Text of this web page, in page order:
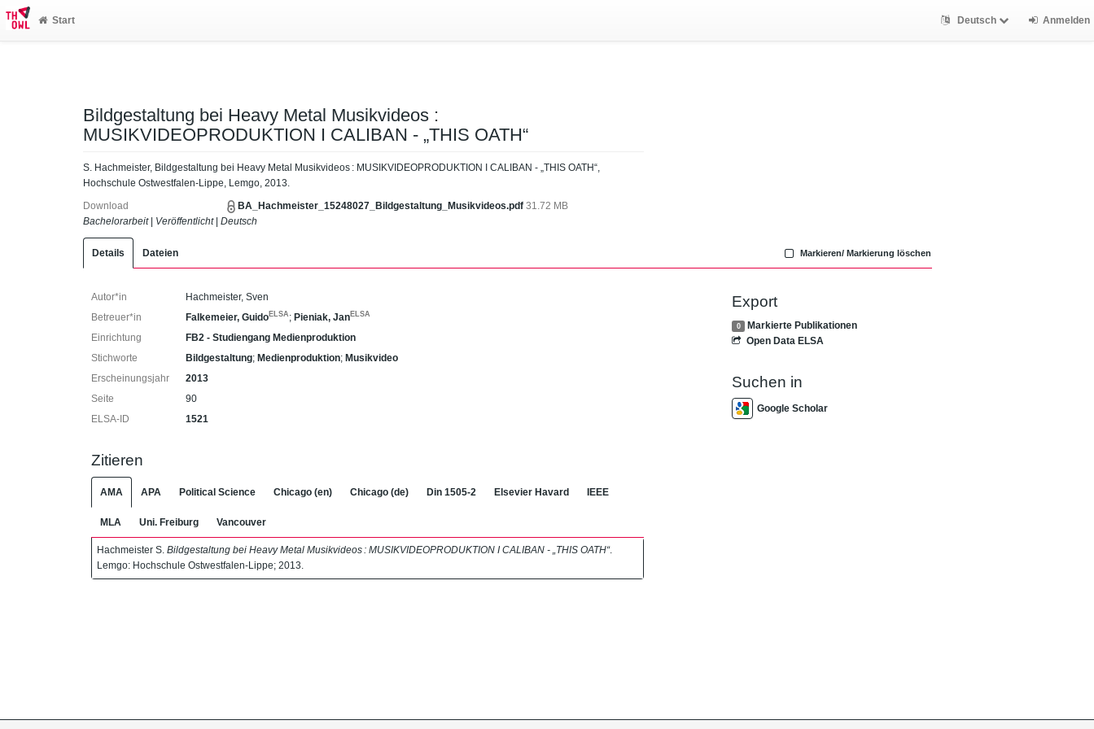
Start Deutsch Anmelden
Bildgestaltung bei Heavy Metal Musikvideos :
MUSIKVIDEOPRODUKTION I CALIBAN - „THIS OATH“
S. Hachmeister, Bildgestaltung bei Heavy Metal Musikvideos : MUSIKVIDEOPRODUKTION I CALIBAN - „THIS OATH“,
Hochschule Ostwestfalen-Lippe, Lemgo, 2013.
Download BA_Hachmeister_15248027_Bildgestaltung_Musikvideos.pdf 31.72 MB
Bachelorarbeit| Veröffentlicht| Deutsch
Details Dateien Markieren/ Markierung löschen
Autor*in
Hachmeister, Sven
Betreuer*in
Falkemeier, GuidoELSA ; Pieniak, JanELSA
Einrichtung
FB2 - Studiengang Medienproduktion
Stichworte
Bildgestaltung; Medienproduktion; Musikvideo
Erscheinungsjahr
2013
Seite
90
ELSA-ID
1521
Zitieren
AMA APA Political Science Chicago (en) Chicago (de) Din 1505-2 Elsevier Havard IEEE
MLA Uni. Freiburg Vancouver
Hachmeister S. Bildgestaltung bei Heavy Metal Musikvideos : MUSIKVIDEOPRODUKTION I CALIBAN - „THIS OATH“.
Lemgo: Hochschule Ostwestfalen-Lippe; 2013.
Export
0
Markierte Publikationen
Open Data ELSA
Suchen in
Google Scholar